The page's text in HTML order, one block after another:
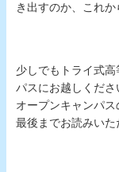
き出すのか、これ
少しでもトライ式
パスにお越しくださ
オープンキャンパス
最後までお読みい